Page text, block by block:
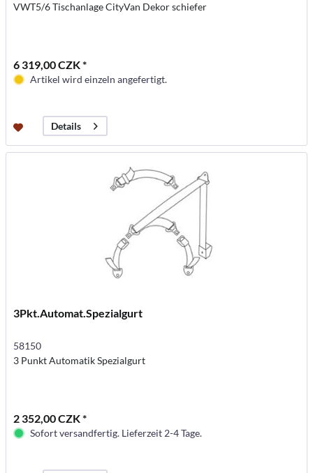
VWT5/6 Tischanlage CityVan Dekor schiefer
6 319,00 CZK *
Artikel wird einzeln angefertigt.
Details
3Pkt.Automat.Spezialgurt
58150
3 Punkt Automatik Spezialgurt
2 352,00 CZK *
Sofort versandfertig. Lieferzeit 2-4 Tage.